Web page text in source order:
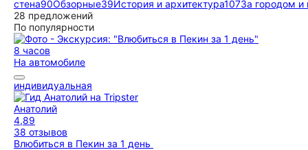
стена90Обзорные39История и архитектура107За городом и
28 предложений
По популярности
8 часов
На автомобиле
индивидуальная
Анатолий
4,89
38 отзывов
Влюбиться в Пекин за 1 день